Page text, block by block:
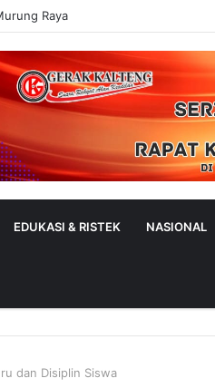
Raya
EDUKASI & RISTEK NASIONAL
dan Disiplin Siswa